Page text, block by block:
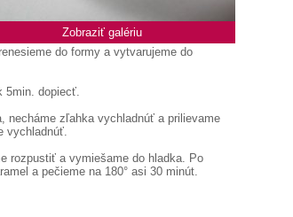
Zobraziť galériu
do formy a vytvarujeme do
5min. dopiecť.
necháme zľahka vychladnúť a prilievame
vychladnúť.
rozpustiť a vymiešame do hladka. Po
a pečieme na 180° asi 30 minút.